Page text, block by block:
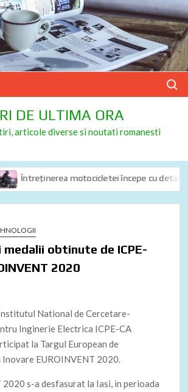
DE ULTIMA ORA
articole diverse si noutati romanesti
Întreținerea motocicletei începe cu detalii:
medalii obtinute de ICPE-
2020
National de Cercetare-
Inginerie Electrica ICPE-CA
la Targul European de
EUROINVENT 2020.
2020 s-a desfasurat la Iasi, in perioada